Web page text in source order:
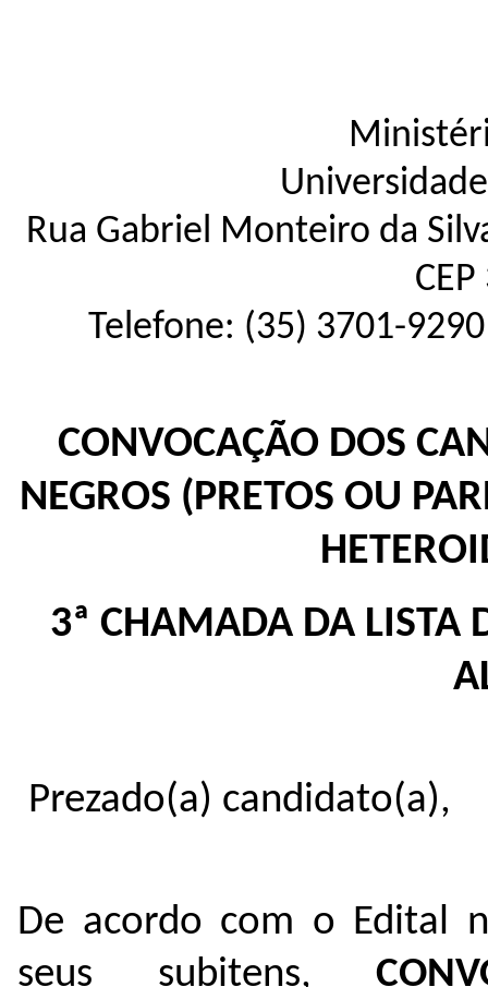
Rua Gabriel Monteiro da
Telefone: (35) 3701-
CONVOCAÇÃO DOS
NEGROS (PRETOS OU
3ª CHAMADA DA LISTA
Prezado(a) candidato(a),
De acordo com o Edital
seus subitens,